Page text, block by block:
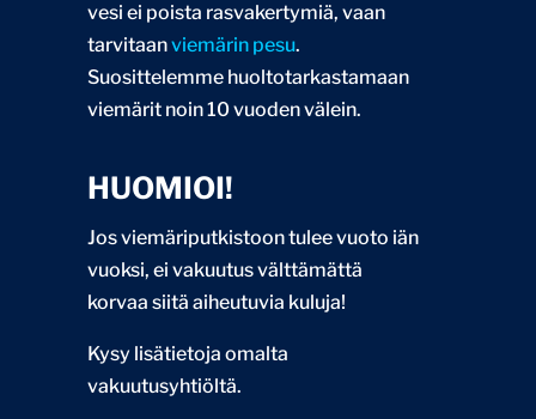
vesi ei poista rasvakertymiä, vaan
tarvitaanviemärin pesu.
Suosittelemme huoltotarkastamaan
viemärit noin 10 vuoden välein.
HUOMIOI!
Jos viemäriputkistoon tulee vuoto iän
vuoksi, ei vakuutus välttämättä
korvaa siitä aiheutuvia kuluja!
Kysy lisätietoja omalta
vakuutusyhtiöltä.